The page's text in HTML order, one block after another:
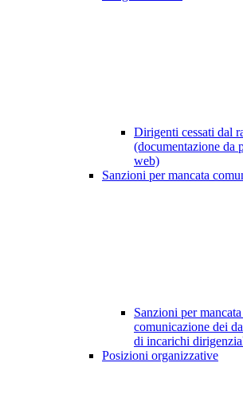
Dirigenti cessati dal
(documentazione da
web)
Sanzioni per mancata
Sanzioni per
comunicazione dei
di incarichi
Posizioni organizzative